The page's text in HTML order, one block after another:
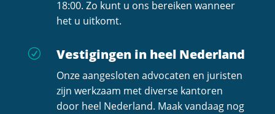
18:00. Zo kunt u ons bereiken wanneer
het u uitkomt.
R Vestigingen in heel Nederland
Onze aangesloten advocaten en juristen
zijn werkzaam met diverse kantoren
door heel Nederland. Maak vandaag nog